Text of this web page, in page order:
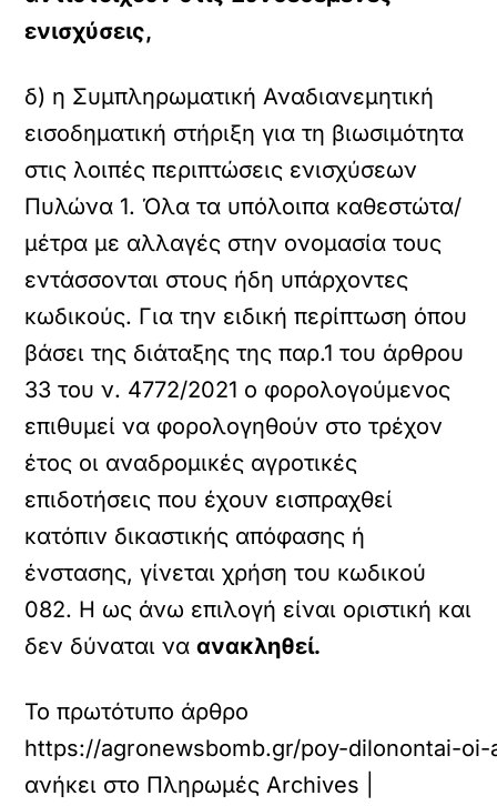
ενισχύσεις,
δ) η Συμπληρωματική Αναδιανεμητική
εισοδηματική στήριξη για τη βιωσιμότητα
στις λοιπές περιπτώσεις ενισχύσεων
Πυλώνα 1. Όλα τα υπόλοιπα καθεστώτα/
μέτρα με αλλαγές στην ονομασία τους
εντάσσονται στους ήδη υπάρχοντες
κωδικούς. Για την ειδική περίπτωση όπου
βάσει της διάταξης της παρ.1 του άρθρου
33 του ν. 4772/2021 ο φορολογούμενος
επιθυμεί να φορολογηθούν στο τρέχον
έτος οι αναδρομικές αγροτικές
επιδοτήσεις που έχουν εισπραχθεί
κατόπιν δικαστικής απόφασης ή
ένστασης, γίνεται χρήση του κωδικού
082. Η ως άνω επιλογή είναι οριστική και
δεν δύναται ναανακληθεί.
Το πρωτότυπο άρθρο
https://agronewsbomb.gr/poy-dilonontai-
ανήκει στο Πληρωμές Archives |